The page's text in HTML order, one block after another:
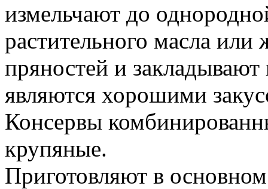
измельчают до
растительного масла
пряностей и
являются хорошими
Консервы
крупяные.
Приготовляют в